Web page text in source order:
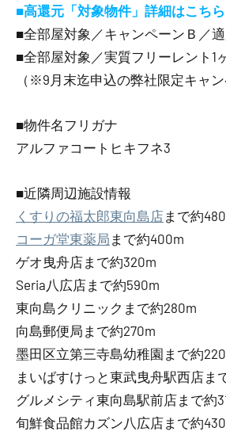
■高還元「対象物件」詳細はこち
■全部屋対象／キャンペーンＢ／
■全部屋対象／実質フリーレント1
（※9月末迄申込の弊社限定キャン
■物件名フリガナ
アルファコートヒキフネ3
■近隣周辺施設情報
くすりの福太郎東向島店まで約
コーガ堂東薬局 まで約400m
ゲオ曳舟店まで約320m
Seria八広店まで約590m
東向島クリニックまで約280m
向島郵便局まで約270m
墨田区立第三寺島幼稚園まで約
まいばすけっと東武曳舟駅西店ま
グルメシティ東向島駅前店まで約
旬鮮食品館カズン八広店まで約